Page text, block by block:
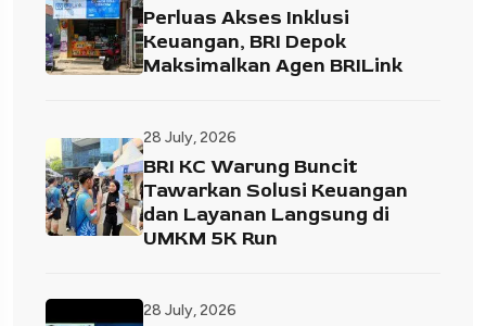
Perluas Akses Inklusi
Keuangan, BRI Depok
Maksimalkan Agen BRILink
28 July, 2026
BRI KC Warung Buncit
Tawarkan Solusi Keuangan
dan Layanan Langsung di
UMKM 5K Run
28 July, 2026